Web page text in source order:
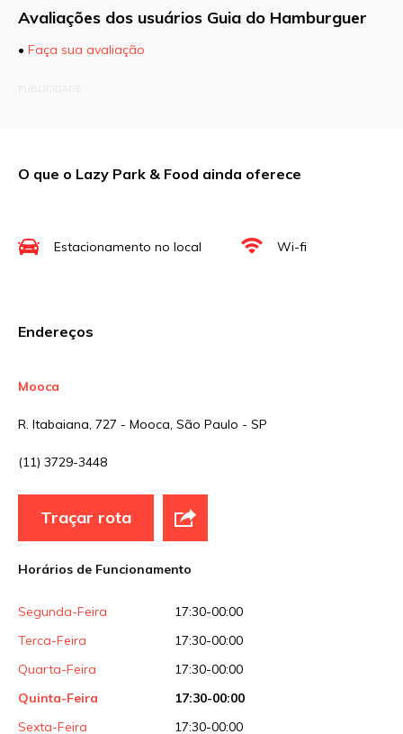
Avaliações dos usuários Guia do Hamburguer
• Faça sua avaliação
Nome*
Sua avaliação
O que o Lazy Park & Food ainda oferece
Estacionamento no local Wi-fi
Endereços
Mooca
R. Itabaiana, 727 - Mooca, São Paulo - SP
(11) 3729-3448
Traçar rota
Horários de Funcionamento
Segunda-Feira
17:30-00:00
Terca-Feira
17:30-00:00
Quarta-Feira
17:30-00:00
Quinta-Feira
17:30-00:00
Sexta-Feira
17:30-00:00